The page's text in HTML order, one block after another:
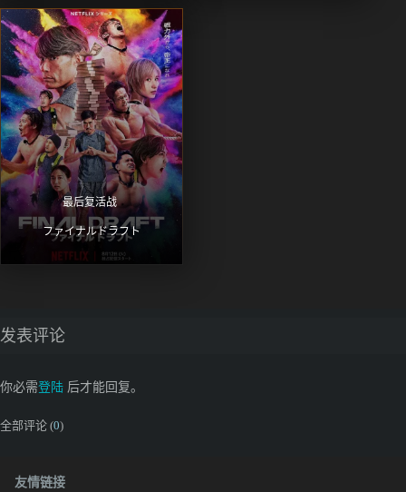
最后复活战
ファイナルドラフト
发表评论
你必需登陆 后才能回复。
全部评论 (0)
友情链接